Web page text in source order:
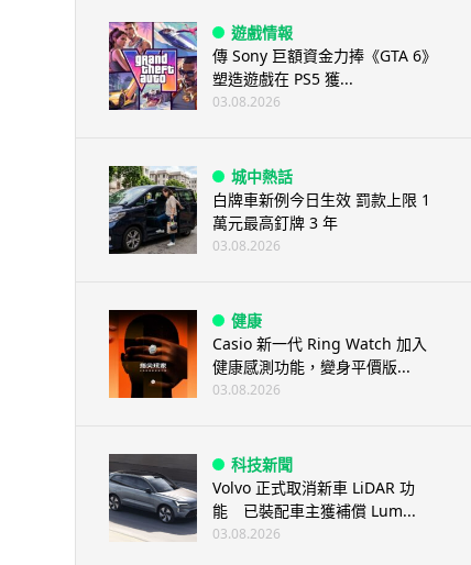
遊戲情報
傳 Sony 巨額資金力捧《GTA 6》
塑造遊戲在 PS5 獲...
03.08.2026
城中熱話
白牌車新例今日生效 罰款上限 1
萬元最高釘牌 3 年
03.08.2026
健康
Casio 新一代 Ring Watch 加入
健康感測功能，變身平價版...
03.08.2026
科技新聞
Volvo 正式取消新車 LiDAR 功
能 已裝配車主獲補償 Lum...
03.08.2026